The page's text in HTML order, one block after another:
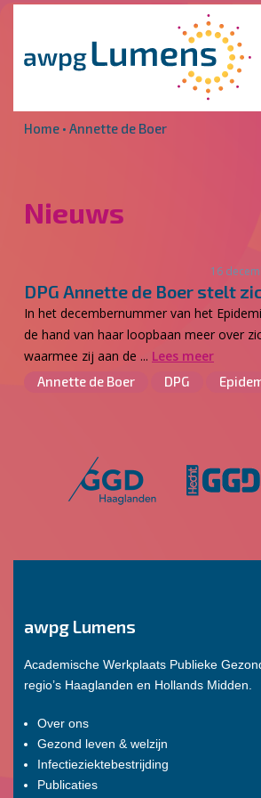
Overslaan en naar de inhoud gaan
Home • Annette de Boer
Nieuws
16
DPG Annette de Boer stelt
In het decembernummer van het
de hand van haar loopbaan meer over
waarmee zij aan de ... Lees meer
Annette de Boer DPG
awpg Lumens
Academische Werkplaats Publieke
regio’s Haaglanden en Hollands Midden.
Over ons
Gezond leven & welzijn
Infectieziektebestrijding
Publicaties